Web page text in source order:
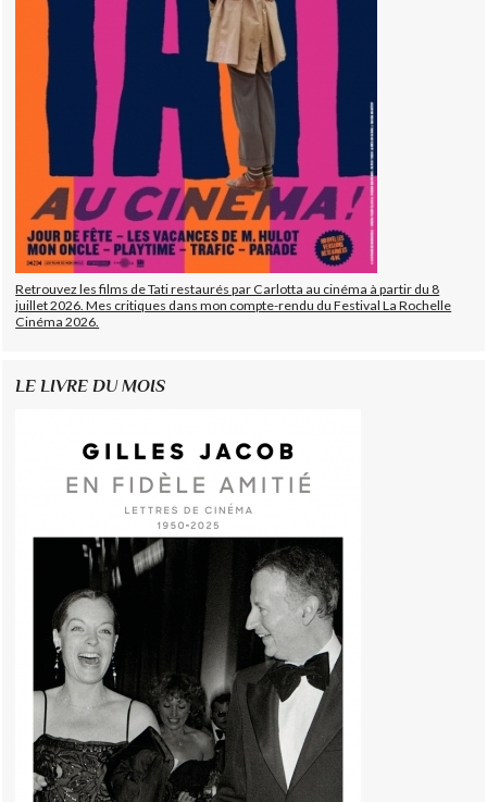
Retrouvez les films de Tati restaurés par Carlotta au cinéma à partir du 8
juillet 2026. Mes critiques dans mon compte-rendu du Festival La Rochelle
Cinéma 2026.
LE LIVRE DU MOIS